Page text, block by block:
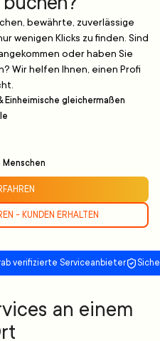
bewährte, zuverlässige
wenigen Klicks zu finden. Sind
oder haben Sie
Wir helfen Ihnen, einen Profi
Einheimische gleichermaßen
- KUNDEN ERHALTEN
verifizierte Serviceanbieter
an einem